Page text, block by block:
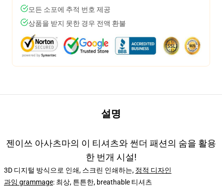
모든 소포에 추적 번호 제공
상품을 받지 못한 경우 전액 환불
설명
젠이쓰 아사츠마의 이 티셔츠와 썬더 패션의 숨을 활용
한 번개 시설!
3D 디지털 방식으로 인쇄, 스크린 인쇄하는, 정적 디자인
과잉 grammage: 최상, 튼튼한, breathable 티셔츠